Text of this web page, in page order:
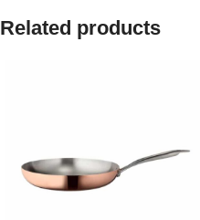
Related products